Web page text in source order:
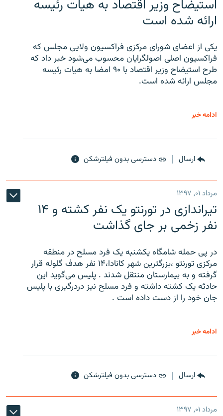
استیضاح وزیر اقتصاد به هیات رئیسه
ارائه شده است
یکی از اعضای شورای مرکزی فراکسیون ولایی مجلس که
فراکسیون اصلی اصولگرایان محسوب می‌شود خبر داد که
طرح استیضاح وزیر اقتصاد با ۹۰ امضا به هیات رئیسه
مجلس ارائه شده است.
ادامه خبر
ارسال دسترسی بدون فیلترشکن
مرداد ۰۱, ۱۳۹۷
تیراندازی در تورنتو یک نفر کشته و ۱۴
نفر زخمی بر جای گذاشت
در پی حمله شامگاه یکشنبه یک فرد مسلح در منطقه
مرکزی تورنتو ،‌بزرگترین شهر کانادا،۱۴ نفر هدف گلوله قرار
گرفته و به بیمارستان منتقل شدند . پلیس می‌گوید این
حادثه یک کشته داشته و فرد مسلح نیز دردرگیری با پلیس
جان خود را از دست داده است .
ادامه خبر
ارسال دسترسی بدون فیلترشکن
مرداد ۰۱, ۱۳۹۷